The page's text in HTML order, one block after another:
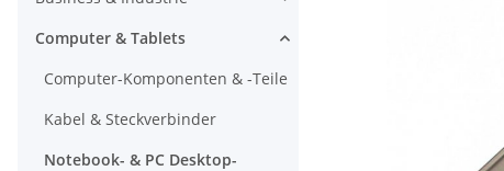
Computer & Tablets
Computer-Komponenten & -Teile
Kabel & Steckverbinder
Notebook- & PC Desktop-